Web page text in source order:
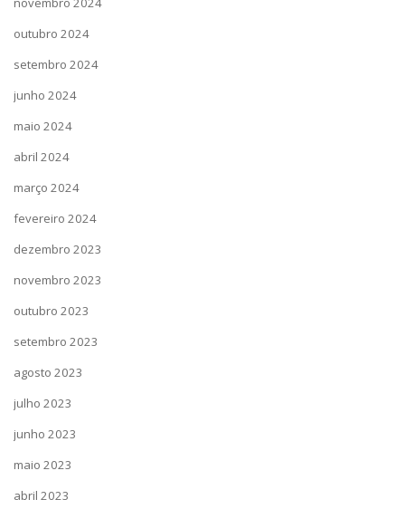
outubro 2024
setembro 2024
junho 2024
maio 2024
abril 2024
março 2024
fevereiro 2024
dezembro 2023
novembro 2023
outubro 2023
setembro 2023
agosto 2023
julho 2023
junho 2023
maio 2023
abril 2023